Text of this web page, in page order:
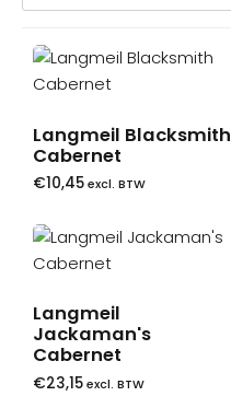
Langmeil Blacksmith
Cabernet
€10,45 excl. BTW
Langmeil
Jackaman's
Cabernet
€23,15 excl. BTW